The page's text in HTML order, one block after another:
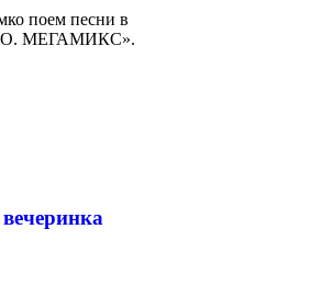
поем песни в
МЕГАМИКС».